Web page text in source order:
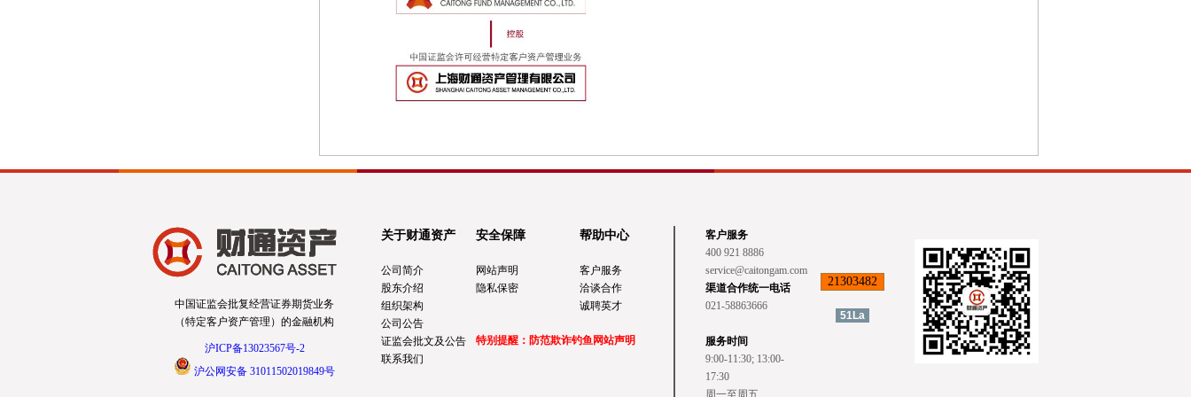
中国证监会批复经营证券期货业务
（特定客户资产管理）的金融机构
沪ICP备13023567号-2
沪公网安备 31011502019849号
关于财通资产 安全保障 帮助中心
特别提醒：防范欺诈钓鱼网站声明
公司简介
股东介绍
组织架构
公司公告
证监会批文及公告
联系我们
网站声明
隐私保密
客户服务
洽谈合作
诚聘英才
客户服务
400 921 8886
service@caitongam.com
渠道合作统一电话
021-58863666
服务时间
9:00-11:30; 13:00-
17:30
周一至周五
21303482
51La